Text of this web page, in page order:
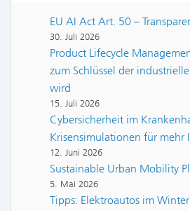
EU AI Act Art. 50 –
30. Juli 2026
Product Lifecycle
zum Schlüssel der
wird
15. Juli 2026
Cybersicherheit im
Krisensimulationen für mehr
12. Juni 2026
Sustainable Urban Mobility
5. Mai 2026
Tipps: Elektroautos im Winter